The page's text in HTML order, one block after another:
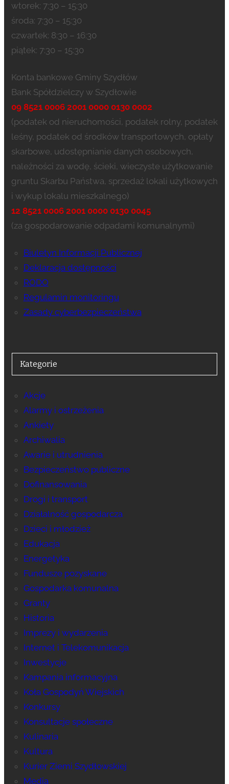
wtorek: 7:30 – 15:30
środa: 7:30 – 15:30
czwartek: 8:30 – 16:30
piątek: 7:30 – 15:30
Konta bankowe Gminy Szydłów
Bank Spółdzielczy w Szydłowie
09 8521 0006 2001 0000 0130 0002
(podatek od nieruchomości, podatek rolny, podatek
leśny, podatek od środków transportowych, opłaty
skarbowe, udostępnianie danych osobowych,
należności za wodę, ścieki, wieczyste użytkowanie
gruntu Skarbu Państwa, sprzedaż lokali użytkowych
i wykup lokalu mieszkalnego)
12 8521 0006 2001 0000 0130 0045
(za gospodarowanie odpadami komunalnymi)
Biuletyn Informacji Publicznej
Deklaracja dostępności
RODO
Regulamin monitoringu
Zasady cyberbezpieczeństwa
Kategorie
Akcje
Alarmy i ostrzeżenia
Ankiety
Archiwalia
Awarie i utrudnienia
Bezpieczeństwo publiczne
Dofinansowania
Drogi i transport
Działalność gospodarcza
Dzieci i młodzież
Edukacja
Energetyka
Fundusze pozyskane
Gospodarka komunalna
Granty
Historia
Imprezy i wydarzenia
Internet i Telekomunikacja
Inwestycje
Kampania informacyjna
Koła Gospodyń Wiejskich
Konkursy
Konsultacje społeczne
Kulinaria
Kultura
Kurier Ziemi Szydłowskiej
Media